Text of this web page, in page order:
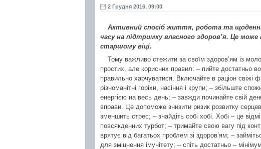
2 Грудня 2016, 09:00
Активний спосіб життя, робота та
часу на підтримку власного здоров’я. Це
старшому віці.
Тому важливо стежити за своїм здоров’ям із
простих, але корисних правил: – пийте достатньо
правильно харчуватися. Включайте в раціон свіжі
різноманітні горіхи, насіння і крупи; – збільште
енергією на весь день; – завжди починайте свій
вправи. Це допоможе знизити ризик розвитку
зменшить стрес; – знайдіть собі хобі. Хобі – це
повсякденних турбот; – тримайте свою вагу під
врятує від багатьох проблем зі здоров’ям; –
для зміцнення імунітету; – спіть достатньо –